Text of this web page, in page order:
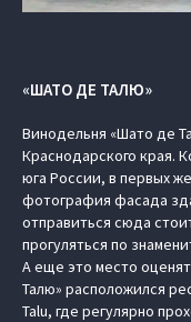
«ШАТО ДЕ ТАЛЮ»
Винодельня «Шато де
Краснодарского края.
юга России, в первых
фотография фасада
отправиться сюда
прогуляться по
А еще это место
Талю» расположился
Talu, где регулярно